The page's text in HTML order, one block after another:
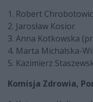
1. Robert
2. Jarosław Kosior
3. Anna Kotkowska
4. Marta Michalska-
5. Kazimierz
Komisja Zdrowia,